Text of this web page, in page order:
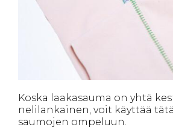
Koska laakasauma on yhtä
nelilankainen, voit käyttää
saumojen ompeluun.